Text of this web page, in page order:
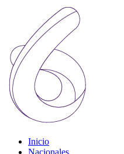
Inicio
Nacionales